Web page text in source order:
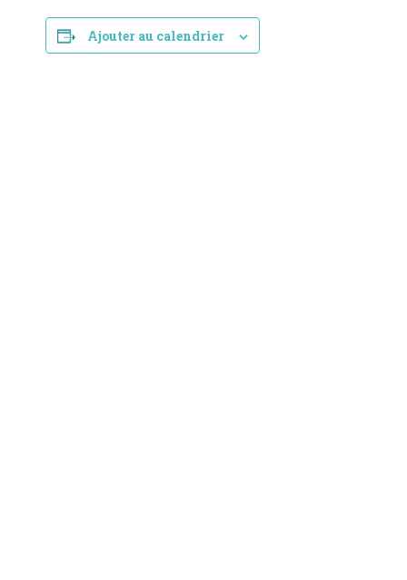
Ajouter au calendrier